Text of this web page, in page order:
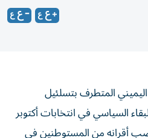
اليميني المتطرف بتسلئيل
السياسي ‌في انتخابات أكتوبر
أقرانه من المستوطنين في